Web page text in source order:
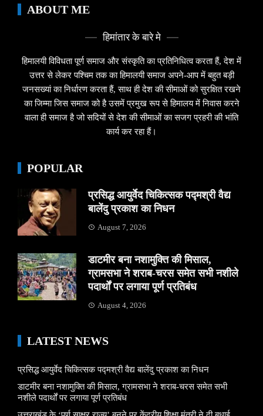
ABOUT ME
हिमांतार के बारे मे
हिमालयी विविधता पूर्ण समाज और संस्कृति का प्रतिनिधित्व करता हैं, देश में
उत्तर से लेकर पश्चिम तक का हिमालयी समाज अपने-आप में बहुत बड़ी
जनसख्यां का निर्धारण करता हैं, साथ ही देश की सीमाओं को सुरक्षित रखने
का जिम्मा जिस समाज को है उसमें प्रमुख रूप से हिमालय में निवास करने
वाला ही समाज है जो सदियों से देश की सीमाओं का सजग प्रहरी की भांति
कार्य कर रहा हैं।
POPULAR
प्रसिद्ध आयुर्वेद चिकित्सक पद्मश्री वैद्य
बालेंदु प्रकाश का निधन
August 7, 2026
डाटमीर बना नशामुक्ति की मिसाल,
ग्रामसभा ने शराब-चरस समेत सभी नशीले
पदार्थों पर लगाया पूर्ण प्रतिबंध
August 4, 2026
LATEST NEWS
प्रसिद्ध आयुर्वेद चिकित्सक पद्मश्री वैद्य बालेंदु प्रकाश का निधन
डाटमीर बना नशामुक्ति की मिसाल, ग्रामसभा ने शराब-चरस समेत सभी
नशीले पदार्थों पर लगाया पूर्ण प्रतिबंध